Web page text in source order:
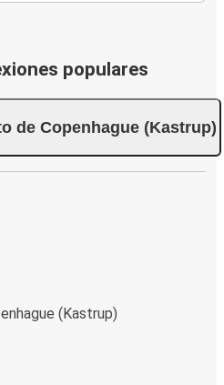
populares
de Copenhague (Kastrup)
(Kastrup)